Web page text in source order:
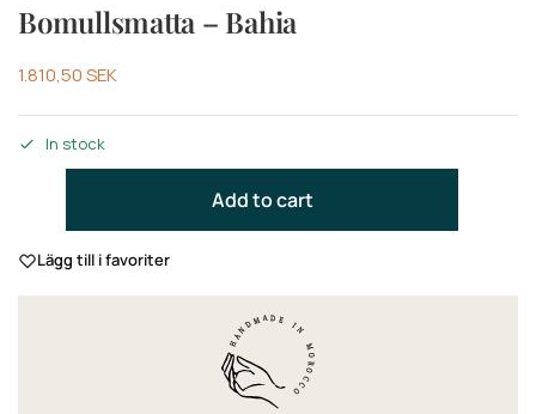
Bomullsmatta – Bahia
1.810,50SEK
In stock
Add to cart
Lägg till i favoriter